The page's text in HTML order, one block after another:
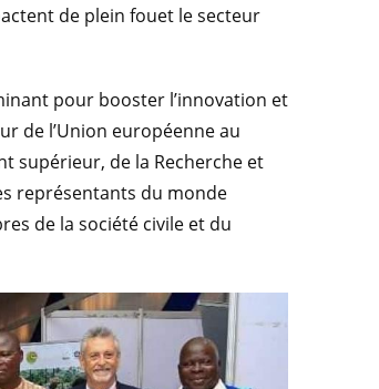
de plein fouet le secteur
pour booster l’innovation et
de l’Union européenne au
supérieur, de la Recherche et
représentants du monde
de la société civile et du